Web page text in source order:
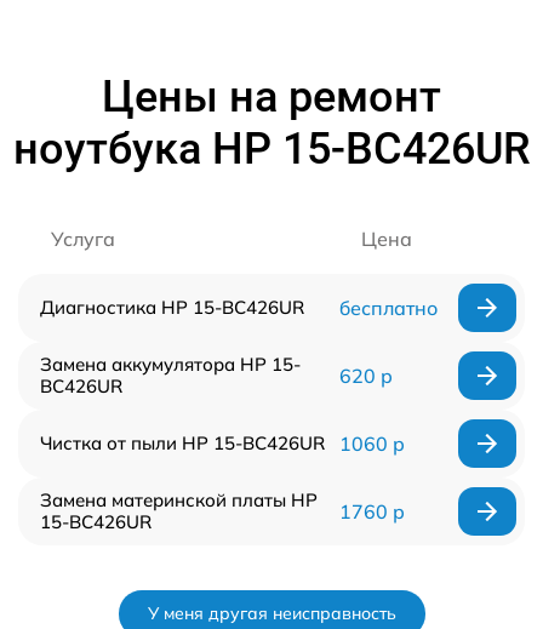
Цены на ремонт
ноутбука HP 15-BC426UR
Услуга Цена
Диагностика HP 15-BC426UR бесплатно
Замена аккумулятора HP 15-
BC426UR
620 р
Чистка от пыли HP 15-BC426UR 1060 р
Замена материнской платы HP
15-BC426UR
1760 р
У меня другая неисправность